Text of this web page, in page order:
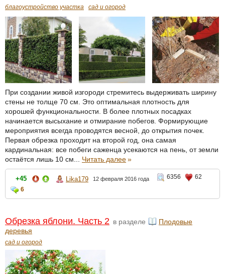
благоустройство участка сад и огород
При создании живой изгороди стремитесь выдерживать ширину
стены не толще 70 см. Это оптимальная плотность для
хорошей функциональности. В более плотных посадках
начинается высыхание и отмирание побегов. Формирующие
мероприятия всегда проводятся весной, до открытия почек.
Первая обрезка проходит на второй год, она самая
кардинальная: все побеги саженца усекаются на пень, от земли
остаётся лишь 10 см... Читать далее»
+45 Lika179 12 февраля 2016 года 6356
62
6
Обрезка яблони. Часть 2 в разделе
Плодовые
деревья
сад и огород